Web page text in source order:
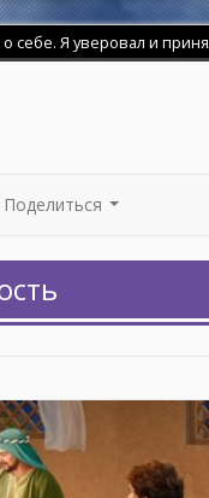
Поделиться